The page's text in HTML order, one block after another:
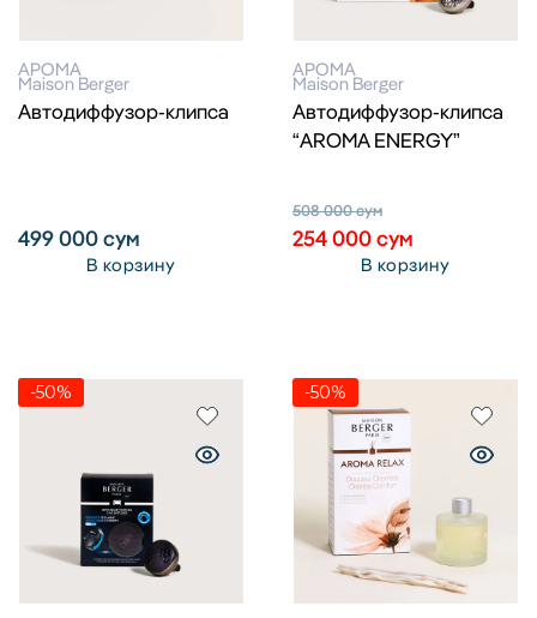
АРОМА
Maison Berger
Автодиффузор-клипса
499 000сум
В корзину
АРОМА
Maison Berger
Автодиффузор-клипса
“AROMA ENERGY”
508 000сум
254 000сум
В корзину
-50% -50%